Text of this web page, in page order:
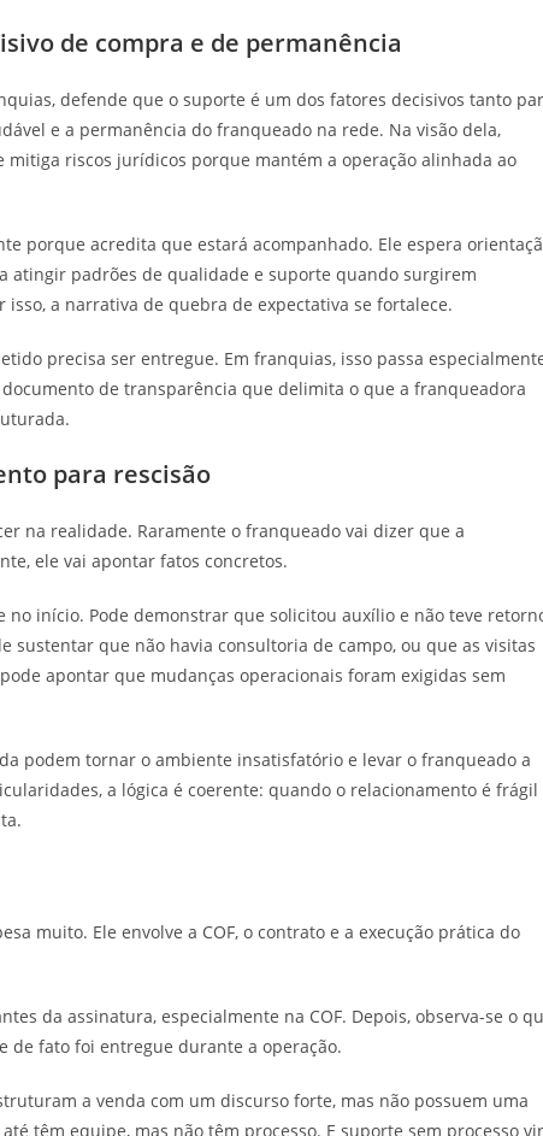
de compra e de permanência
defende que o suporte é um dos fatores decisivos tanto
e a permanência do franqueado na rede. Na visão dela,
riscos jurídicos porque mantém a operação alinhada ao
porque acredita que estará acompanhado. Ele espera
atingir padrões de qualidade e suporte quando surgirem
a narrativa de quebra de expectativa se fortalece.
precisa ser entregue. Em franquias, isso passa
de transparência que delimita o que a franqueadora
para rescisão
na realidade. Raramente o franqueado vai dizer que a
ele vai apontar fatos concretos.
início. Pode demonstrar que solicitou auxílio e não teve
sustentar que não havia consultoria de campo, ou que as visitas
apontar que mudanças operacionais foram exigidas sem
podem tornar o ambiente insatisfatório e levar o franqueado a
a lógica é coerente: quando o relacionamento é frágil
muito. Ele envolve a COF, o contrato e a execução prática do
da assinatura, especialmente na COF. Depois, observa-se o
de fato foi entregue durante a operação.
a venda com um discurso forte, mas não possuem uma
têm equipe, mas não têm processo. E suporte sem processo